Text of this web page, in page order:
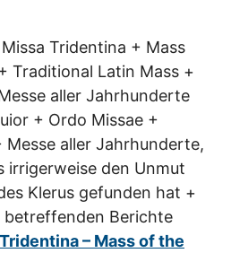
Missa Tridentina + Mass
Traditional Latin Mass +
aller Jahrhunderte
+ Ordo Missae +
Messe aller Jahrhunderte,
irrigerweise den Unmut
Klerus gefunden hat +
betreffenden Berichte
– Mass of the